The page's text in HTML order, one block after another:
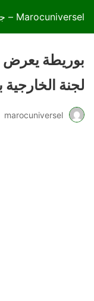
Marocuniversel – جريدة وطنية شاملة ومتجددة
بوريطة يعرض
لجنة
marocuniversel